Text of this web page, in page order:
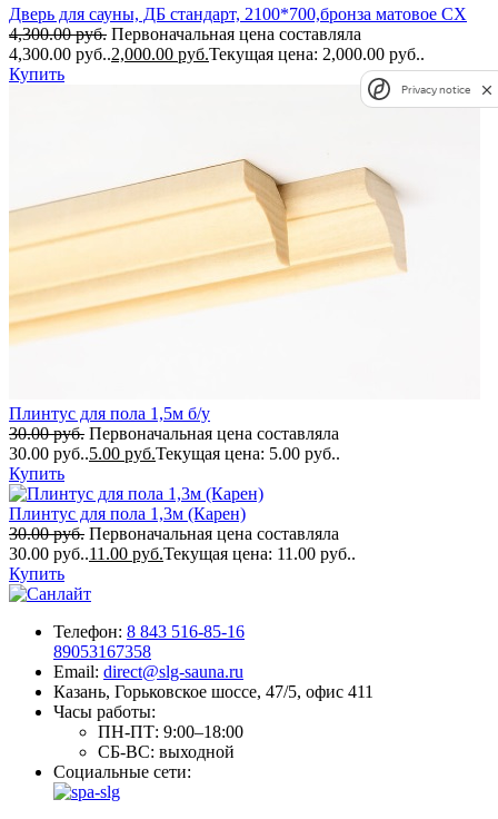
Дверь для сауны, ДБ стандарт, 2100*700,бронза матовое СХ
4,300.00руб. Первоначальная цена составляла
4,300.00 руб..2,000.00 руб.Текущая цена: 2,000.00 руб..
Купить
Плинтус для пола 1,5м б/у
30.00руб. Первоначальная цена составляла
30.00 руб..5.00 руб.Текущая цена: 5.00 руб..
Купить
Плинтус для пола 1,3м (Карен)
30.00руб. Первоначальная цена составляла
30.00 руб..11.00 руб.Текущая цена: 11.00 руб..
Купить
Телефон: 8 843 516-85-16
89053167358
Email: direct@slg-sauna.ru
Казань, Горьковское шоссе, 47/5, офис 411
Часы работы:
ПН-ПТ: 9:00–18:00
СБ-ВС: выходной
Социальные сети:
Privacy notice